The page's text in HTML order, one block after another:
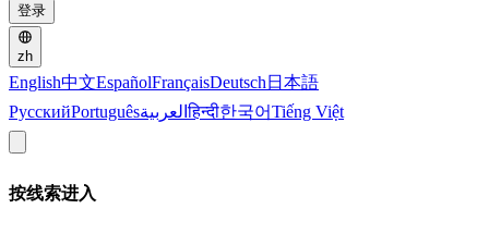
登录
zh
English中文EspañolFrançaisDeutsch 日本語
РусскийPortuguêsالعربيةहिन्दी한국어Tiếng Việt
按线索进入